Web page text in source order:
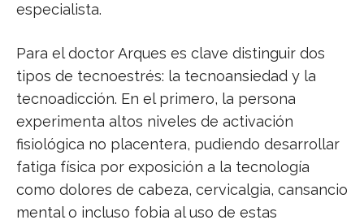
especialista.
Para el doctor Arques es clave distinguir dos
tipos de tecnoestrés: la tecnoansiedad y la
tecnoadicción. En el primero, la persona
experimenta altos niveles de activación
fisiológica no placentera, pudiendo desarrollar
fatiga física por exposición a la tecnología
como dolores de cabeza, cervicalgia, cansancio
mental o incluso fobia al uso de estas